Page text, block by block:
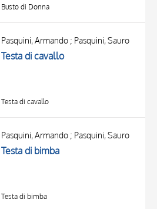
Busto di Donna
Pasquini, Armando ; Pasquini, Sauro
Testa di cavallo
Testa di cavallo
Pasquini, Armando ; Pasquini, Sauro
Testa di bimba
Testa di bimba